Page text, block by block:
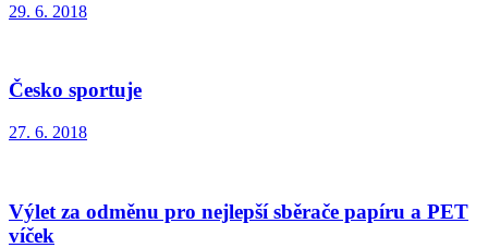
29. 6. 2018
Česko sportuje
27. 6. 2018
Výlet za odměnu pro nejlepší sběrače papíru a PET
víček